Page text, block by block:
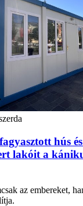
hús
lakóit a
az embereket,